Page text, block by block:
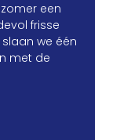
een
frisse
we één
met de